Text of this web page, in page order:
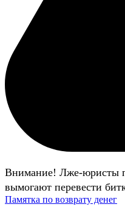
Внимание! Лже-юристы
вымогают перевести
Памятка по возврату денег